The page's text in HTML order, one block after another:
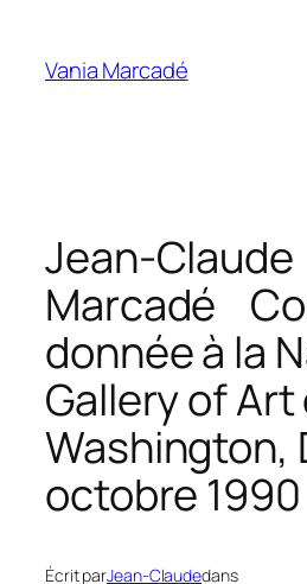
contenu
Vania Marcadé
Jean-Claude
Marcadé
donnée à la
Gallery of Art
Washington,
octobre 1990
Écrit parJean-Claudedans